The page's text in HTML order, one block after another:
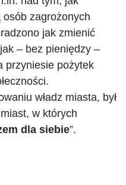
zagrożonych
jak zmienić
– bez pieniędzy –
przyniesie pożytek
władz miasta, był
w których
dla siebie”.